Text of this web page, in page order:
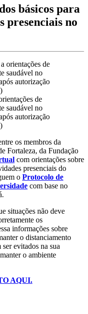
básicos para
presenciais no
de
saudável no
autorização
os membros da
Fortaleza, da Fundação
com orientações sobre
presenciais do
o Protocolo de
com base no
situações não deve
os
informações sobre
o distanciamento
evitados na sua
o ambiente
AQUI.